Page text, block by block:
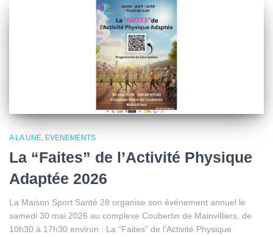
A LA UNE EVENEMENTS
La “Faites” de l’Activité Physique
Adaptée 2026
La Maison Sport Santé 28 organise son événement annuel le
samedi 30 mai 2026 au complexe Coubertin de Mainvilliers, de
10h30 à 17h30 environ : La “Faites” de l’Activité Physique